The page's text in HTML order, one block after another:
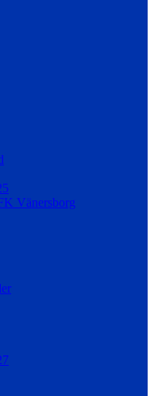
Vänersborg